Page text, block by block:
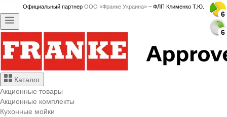
Официальный партнер ООО «Франке Украина» – ФЛП Клименко Т.Ю.
Каталог
Акционные товары
Акционные комплекты
Кухонные мойки
6
6
6
6
6
6
6
6
6
6
6
6
6
6
6
6
6
6
6
6
6
6
6
6
6
6
6
6
6
6